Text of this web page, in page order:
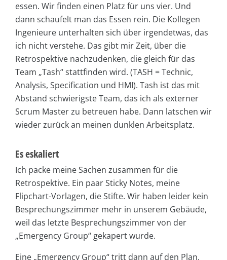
essen. Wir finden einen Platz für uns vier. Und
dann schaufelt man das Essen rein. Die Kollegen
Ingenieure unterhalten sich über irgendetwas, das
ich nicht verstehe. Das gibt mir Zeit, über die
Retrospektive nachzudenken, die gleich für das
Team „Tash“ stattfinden wird. (TASH = Technic,
Analysis, Specification und HMI). Tash ist das mit
Abstand schwierigste Team, das ich als externer
Scrum Master zu betreuen habe. Dann latschen wir
wieder zurück an meinen dunklen Arbeitsplatz.
Es eskaliert
Ich packe meine Sachen zusammen für die
Retrospektive. Ein paar Sticky Notes, meine
Flipchart-Vorlagen, die Stifte. Wir haben leider kein
Besprechungszimmer mehr in unserem Gebäude,
weil das letzte Besprechungszimmer von der
„Emergency Group“ gekapert wurde.
Eine „Emergency Group“ tritt dann auf den Plan,